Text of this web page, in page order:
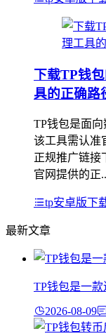
下载TP钱
具的正确路
TP钱包是面
该工具需认准
正规推广链接
官网提供的正
tp安卓版下
最新文章
TP钱包是一
2026-08-09